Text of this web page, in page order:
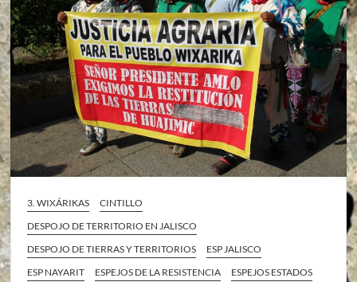
3. WIXÁRIKAS
CINTILLO
DESPOJO DE TERRITORIO EN JALISCO
DESPOJO DE TIERRAS Y TERRITORIOS
ESP JALISCO
ESP NAYARIT
ESPEJOS DE LA RESISTENCIA
ESPEJOS ESTADOS